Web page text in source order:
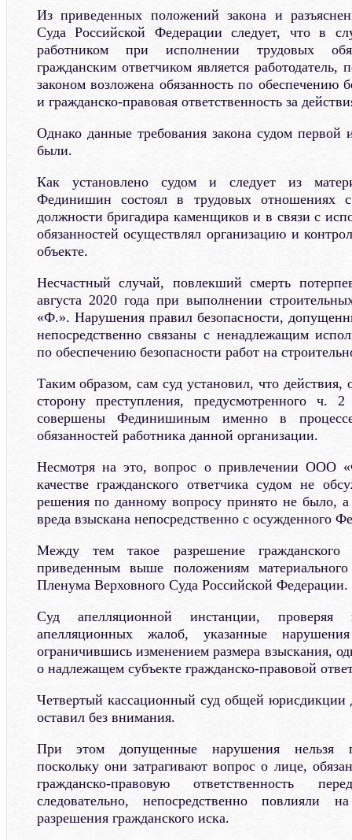
Из приведенных положений закона и
Суда Российской Федерации следует, что в
работником при исполнении трудовых
гражданским ответчиком является работодатель,
законом возложена обязанность по обеспечению
и гражданско-правовая ответственность за
Однако данные требования закона судом
были.
Как установлено судом и следует из
Фединишин состоял в трудовых
должности бригадира каменщиков и в связи с
обязанностей осуществлял организацию и
объекте.
Несчастный случай, повлекший смерть
августа 2020 года при выполнении
«Ф.». Нарушения правил безопасности,
непосредственно связаны с ненадлежащим
по обеспечению безопасности работ на
Таким образом, сам суд установил, что
сторону преступления, предусмотренного
совершены Фединишиным именно в
обязанностей работника данной организации.
Несмотря на это, вопрос о привлечении ООО
качестве гражданского ответчика судом не
решения по данному вопросу принято не было, а
вреда взыскана непосредственно с осужденного
Между тем такое разрешение гражданского
приведенным выше положениям
Пленума Верховного Суда Российской Федерации.
Суд апелляционной инстанции, проверяя
апелляционных жалоб, указанные
ограничившись изменением размера взыскания,
о надлежащем субъекте гражданско-правовой
Четвертый кассационный суд общей
оставил без внимания.
При этом допущенные нарушения нельзя
поскольку они затрагивают вопрос о лице,
гражданско-правовую ответственность
следовательно, непосредственно
разрешения гражданского иска.